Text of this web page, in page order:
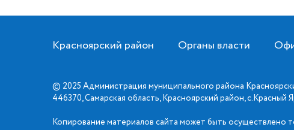
Красноярский район Органы власти
© 2025 Администрация муниципального района
446370, Самарская область, Красноярский район, с.Красный
Копирование материалов сайта может быть осуществлено